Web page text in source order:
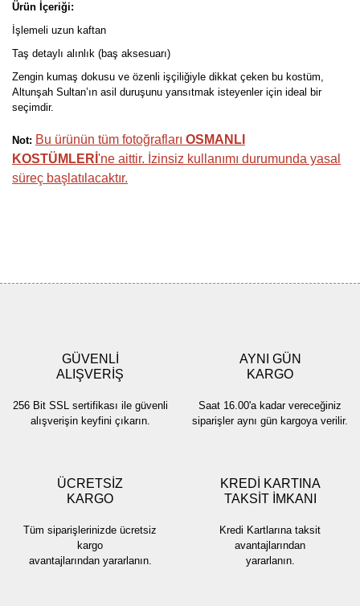
Ürün İçeriği:
İşlemeli uzun kaftan
Taş detaylı alınlık (baş aksesuarı)
Zengin kumaş dokusu ve özenli işçiliğiyle dikkat çeken bu kostüm,
Altunşah Sultan’ın asil duruşunu yansıtmak isteyenler için ideal bir
seçimdir.
Not: Bu ürünün tüm fotoğrafları OSMANLI
KOSTÜMLERİ 'ne aittir. İzinsiz kullanımı durumunda yasal
süreç başlatılacaktır.
Ürün bilgilerinde hatalar bulunuyor.
Ürün fiyatı diğer sitelerden daha pahalı.
Bu ürüne benzer farklı alternatifler olmalı.
GÜVENLİ
ALIŞVERİŞ
256 Bit SSL sertifikası ile güvenli
alışverişin keyfini çıkarın.
AYNI GÜN
KARGO
Saat 16.00'a kadar vereceğiniz
siparişler aynı gün kargoya verilir.
ÜCRETSİZ
KARGO
Tüm siparişlerinizde ücretsiz
kargo
avantajlarından yararlanın.
KREDİ KARTINA
TAKSİT İMKANI
Kredi Kartlarına taksit
avantajlarından
yararlanın.